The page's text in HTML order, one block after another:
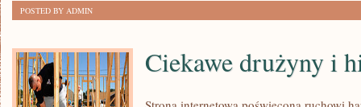
POSTED BY ADMIN
Ciekawe drużyny i